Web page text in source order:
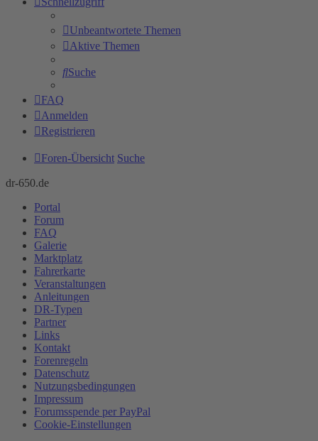
Unbeantwortete Themen
Aktive Themen
Suche
FAQ
Anmelden
Registrieren
Foren-Übersicht Suche
dr-650.de
Portal
Forum
FAQ
Galerie
Marktplatz
Fahrerkarte
Veranstaltungen
Anleitungen
DR-Typen
Partner
Links
Kontakt
Forenregeln
Datenschutz
Nutzungsbedingungen
Impressum
Forumsspende per PayPal
Cookie-Einstellungen